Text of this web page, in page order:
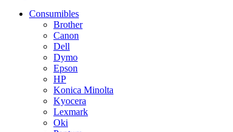
Consumibles
Brother
Canon
Dell
Dymo
Epson
HP
Konica Minolta
Kyocera
Lexmark
Oki